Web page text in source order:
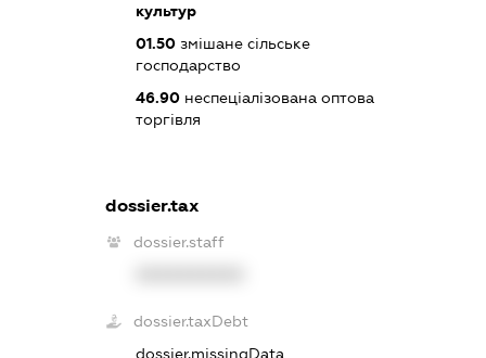
культур
01.50змішане сільське
господарство
46.90неспеціалізована оптова
торгівля
dossier.tax
dossier.staff
dossier.taxDebt
dossier.missingData